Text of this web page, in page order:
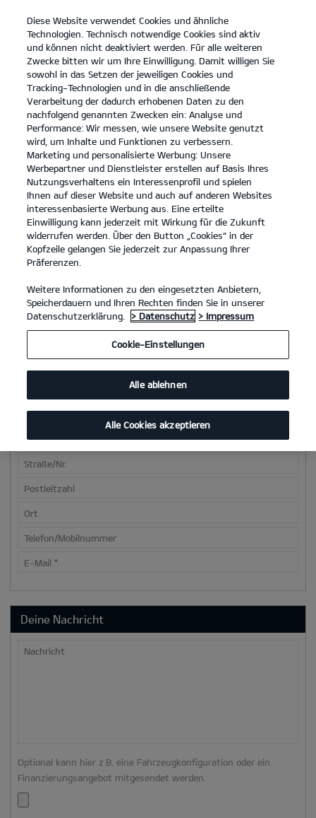
open
menu
KONTAKT
KONTAKT
KONTAKT
Herzlich Willkommen.
Herzlich willkommen! Kontaktiere uns bei Fragen oder
Wünschen einfach über diese Seite. Fülle hierzu bitte alle mit *
markierten Felder aus und nenne uns im Nachrichtenfeld dein
Anliegen. Wir freuen uns auf deine Nachricht und melden uns
schnellstmöglich bei dir.
Du möchtest einen Servicetermin anfragen oder hast Fragen
Serviceformular.Falls du eines unserer aktuellen Kia Modelle
Probe fahren möchtest, nutze einfach unser
Probefahrtformular.
Deine Kontaktdaten
Vorname*
Nachname*
Straße/Nr.
Postleitzahl
Ort
Telefon/Mobilnummer
E-Mail *
Deine Nachricht
Nachricht
Optional kann hier z.B. eine Fahrzeugkonfiguration oder ein
Finanzierungsangebot mitgesendet werden.
Diese Website verwendet Cookies und ähnliche
Technologien. Technisch notwendige Cookies sind aktiv
und können nicht deaktiviert werden. Für alle weiteren
Zwecke bitten wir um Ihre Einwilligung. Damit willigen Sie
sowohl in das Setzen der jeweiligen Cookies und
Tracking-Technologien und in die anschließende
Verarbeitung der dadurch erhobenen Daten zu den
nachfolgend genannten Zwecken ein: Analyse und
Performance: Wir messen, wie unsere Website genutzt
wird, um Inhalte und Funktionen zu verbessern.
Marketing und personalisierte Werbung: Unsere
Werbepartner und Dienstleister erstellen auf Basis Ihres
Nutzungsverhaltens ein Interessenprofil und spielen
Ihnen auf dieser Website und auch auf anderen Websites
interessenbasierte Werbung aus. Eine erteilte
Einwilligung kann jederzeit mit Wirkung für die Zukunft
widerrufen werden. Über den Button „Cookies“ in der
Kopfzeile gelangen Sie jederzeit zur Anpassung Ihrer
Präferenzen.
Weitere Informationen zu den eingesetzten Anbietern,
Speicherdauern und Ihren Rechten finden Sie in unserer
Datenschutzerklärung.
> Datenschutz > Impressum
Cookie-Einstellungen
Alle ablehnen
Alle Cookies akzeptieren